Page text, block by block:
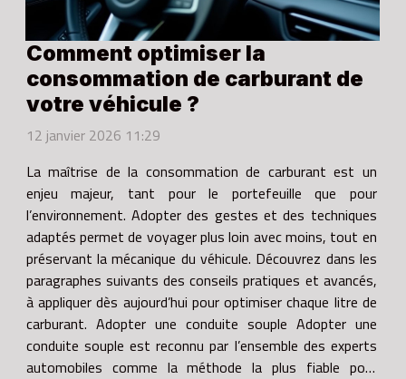
Comment optimiser la
consommation de carburant de
votre véhicule ?
12 janvier 2026 11:29
La maîtrise de la consommation de carburant est un
enjeu majeur, tant pour le portefeuille que pour
l’environnement. Adopter des gestes et des techniques
adaptés permet de voyager plus loin avec moins, tout en
préservant la mécanique du véhicule. Découvrez dans les
paragraphes suivants des conseils pratiques et avancés,
à appliquer dès aujourd’hui pour optimiser chaque litre de
carburant. Adopter une conduite souple Adopter une
conduite souple est reconnu par l’ensemble des experts
automobiles comme la méthode la plus fiable pour